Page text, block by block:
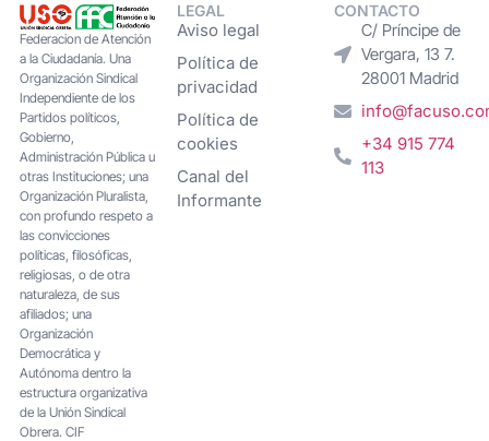
Federacion de Atención
a la Ciudadanía. Una
Organización Sindical
Independiente de los
Partidos políticos,
Gobierno,
Administración Pública u
otras Instituciones; una
Organización Pluralista,
con profundo respeto a
las convicciones
políticas, filosóficas,
religiosas, o de otra
naturaleza, de sus
afiliados; una
Organización
Democrática y
Autónoma dentro la
estructura organizativa
de la Unión Sindical
Obrera. CIF
LEGAL
Aviso legal
Política de
privacidad
Política de
cookies
Canal del
Informante
CONTACTO
C/ Príncipe de
Vergara, 13 7.
28001 Madrid
+34 915 774
113